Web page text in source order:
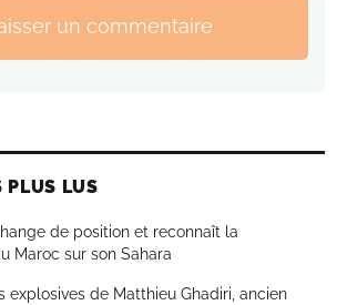
un commentaire
PLUS LUS
de position et reconnaît la
Maroc sur son Sahara
explosives de Matthieu Ghadiri, ancien